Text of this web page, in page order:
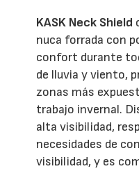
KASK Neck Shield
nuca forrada con
confort durante
de lluvia y viento,
zonas más
trabajo invernal.
alta visibilidad,
necesidades de
visibilidad, y es